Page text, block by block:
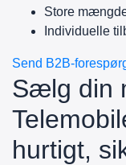
Store
Individuelle
Send B2B-
Sælg din
hurtigt,